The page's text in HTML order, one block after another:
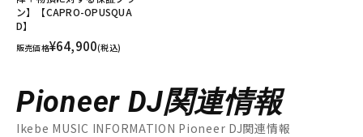
ン】【CAPRO-OPUSQUA
D】
販売価格¥64,900(税込)
Pioneer DJ関連情報
Ikebe MUSIC INFORMATION Pioneer DJ関連情報